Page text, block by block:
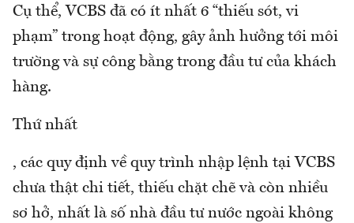
Cụ thể, VCBS đã có ít nhất 6 “thiếu sót, vi
phạm” trong hoạt động, gây ảnh hưởng tới môi
trường và sự công bằng trong đầu tư của khách
hàng.
Thứ nhất
, các quy định về quy trình nhập lệnh tại VCBS
chưa thật chi tiết, thiếu chặt chẽ và còn nhiều
sơ hở, nhất là số nhà đầu tư nước ngoài không